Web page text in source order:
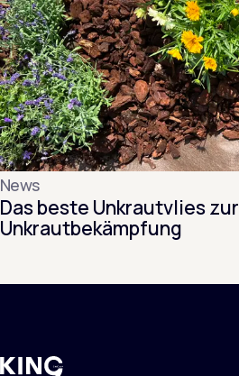
News
Das beste Unkrautvlies zur
Unkrautbekämpfung